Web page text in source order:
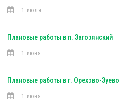
1 июля
Плановые работы в п. Загорянский
1 июня
Плановые работы в г. Орехово-Зуево
1 июня